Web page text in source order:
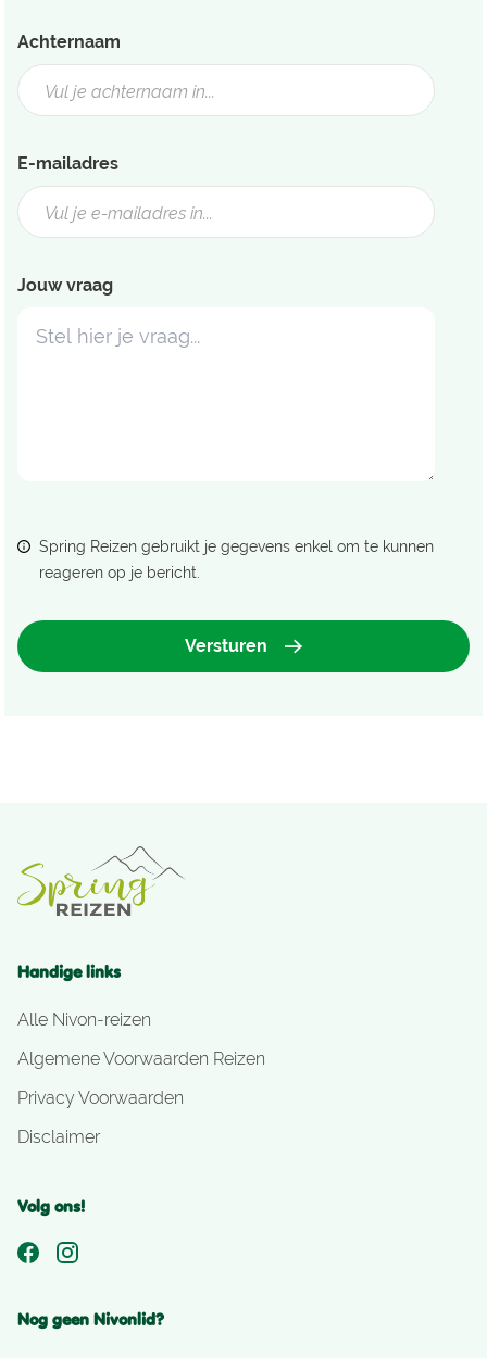
Achternaam
E-mailadres
Jouw vraag
Spring Reizen gebruikt je gegevens enkel om te kunnen
reageren op je bericht.
Versturen
Handige links
Alle Nivon-reizen
Algemene Voorwaarden Reizen
Privacy Voorwaarden
Disclaimer
Volg ons!
Nog geen Nivonlid?